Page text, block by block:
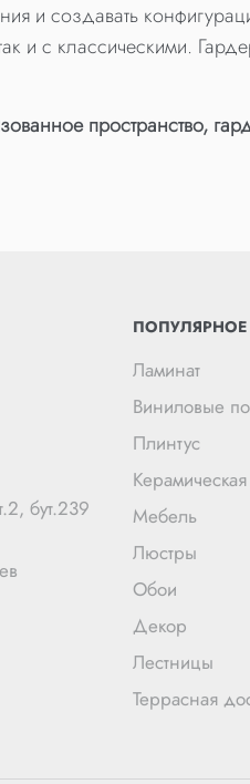
и создавать
и с классическими.
пространство,
бут.239
ПОПУЛЯРНОЕ
Ламинат
Виниловые
Плинтус
Керамическая
Мебель
Люстры
Обои
Декор
Лестницы
Террасная